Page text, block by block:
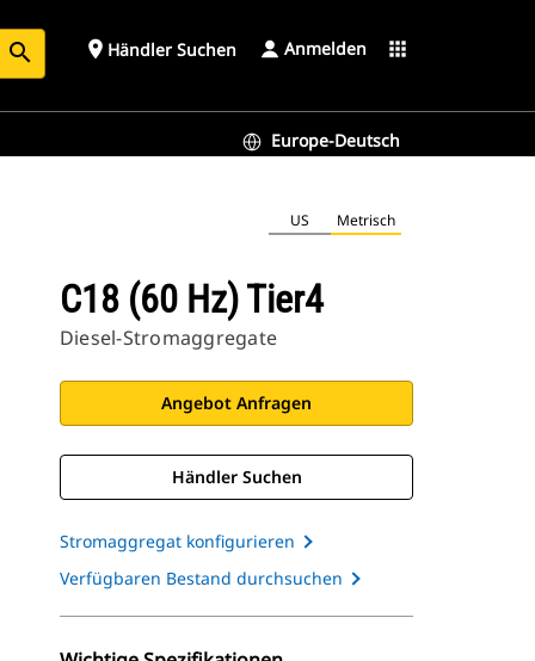
search place Händler Suchen Anmelden apps
Europe-Deutsch
US Metrisch
C18 (60 Hz) Tier4
Diesel-Stromaggregate
Angebot Anfragen
Händler Suchen
Stromaggregat konfigurieren
Verfügbaren Bestand durchsuchen